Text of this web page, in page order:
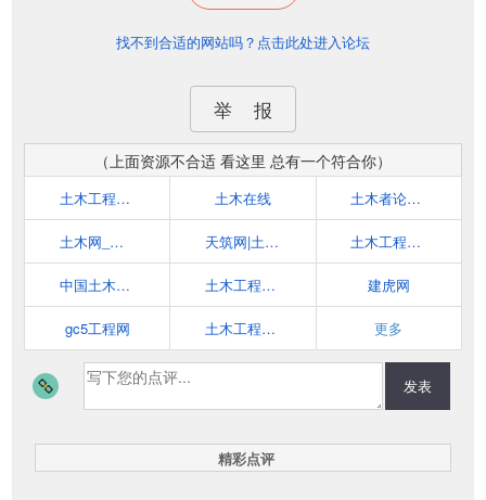
找不到合适的网站吗？点击此处进入论坛
举 报
（上面资源不合适 看这里 总有一个符合你）
土木工程网(civilcn.com) 土木在线 土木者论坛-土木工程网上学习家园和土木在线交流平台
土木网_最专业的土木工程技术交流网 天筑网|土木工程网 土木工程网www.tmgc.net
中国土木工程学会 土木工程网(www.tmgcw.com) 建虎网
gc5工程网 土木工程网(www.tmgclw.cn) 更多
发表
精彩点评